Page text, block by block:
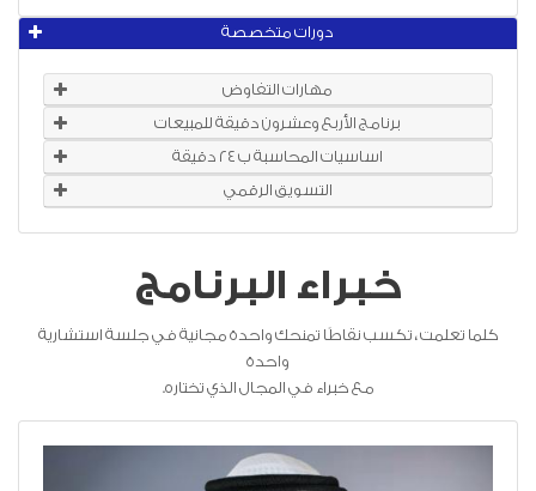
دورات متخصصة
مهارات التفاوض
برنامج الأربع وعشرون دقيقة للمبيعات
اساسيات المحاسبة ب ٢٤ دقيقة
التسويق الرقمي
خبراء البرنامج
كلما تعلمت ، تكسب نقاطًا تمنحك واحدة مجانية في جلسة استشارية
واحدة
مع خبراء في المجال الذي تختاره.